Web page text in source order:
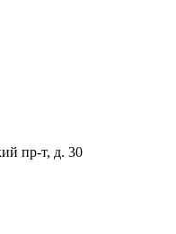
пр-т, д. 30